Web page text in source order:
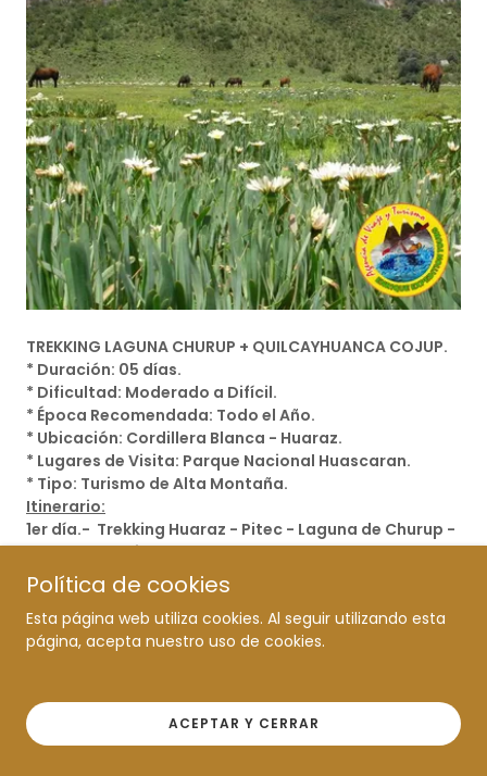
TREKKING LAGUNA CHURUP + QUILCAYHUANCA COJUP.
* Duración: 05 días.
* Dificultad: Moderado a Difícil.
* Época Recomendada: Todo el Año.
* Ubicación: Cordillera Blanca - Huaraz.
* Lugares de Visita: Parque Nacional Huascaran.
* Tipo: Turismo de Alta Montaña.
Itinerario:
1er día.- Trekking Huaraz - Pitec - Laguna de Churup -
Quebrada Quilcayhuanca.
2do día. - Quebrada Quilcayhuanca - Cayeshpampa
3er día. - Campamento Cayeshpampa - Laguna
Tullpacocha - Laguna Cuchillacocha (4625m) -
Campamento Cuchilla.
5to día. - Quebrada Cojup - Huaraz.
*** Fin Expedición de Trekking ***
Política de cookies
Esta página web utiliza cookies. Al seguir utilizando esta
página, acepta nuestro uso de cookies.
ACEPTAR Y CERRAR